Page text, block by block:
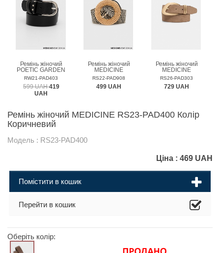
Ремінь жіночий
POETIC GARDEN
RW21-PAD403
599 UAH419
UAH
Ремінь жіночий
MEDICINE
RS22-PAD908
499 UAH
Ремінь жіночий
MEDICINE
RS26-PAD303
729 UAH
Ремінь жіночий MEDICINE RS23-PAD400 Колір
Коричневий
Модель : RS23-PAD400
Ціна : 469 UAH
Помістити в кошик
Перейти в кошик
Оберіть колір: